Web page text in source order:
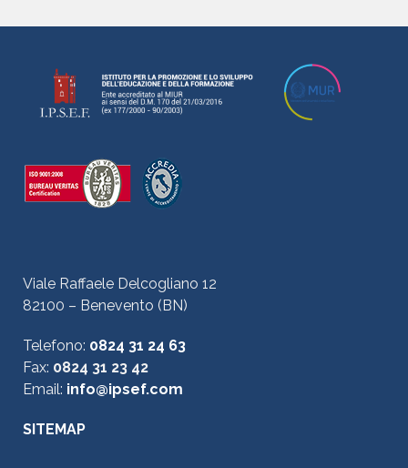
Viale Raffaele Delcogliano 12
82100 – Benevento (BN)
Telefono: 0824 31 24 63
Fax: 0824 31 23 42
Email: info@ipsef.com
SITEMAP